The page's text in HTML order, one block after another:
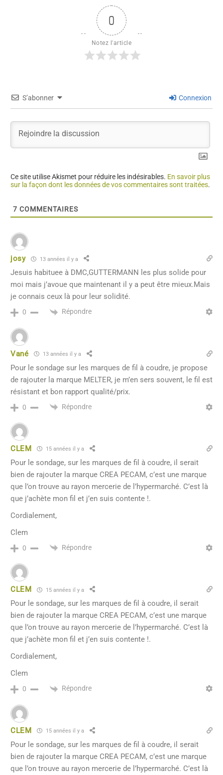
0
Notez l'article
S’abonner Connexion
Ce site utilise Akismet pour réduire les indésirables. En savoir plus
sur la façon dont les données de vos commentaires sont traitées.
7 COMMENTAIRES
josy 13 années il y a
Jesuis habituee à DMC,GUTTERMANN les plus solide pour
moi mais j’avoue que maintenant il y a peut être mieux.Mais
je connais ceux là pour leur solidité.
0 Répondre
Vané 13 années il y a
Pour le sondage sur les marques de fil à coudre, je propose
de rajouter la marque MELTER, je m’en sers souvent, le fil est
résistant et bon rapport qualité/prix.
0 Répondre
CLEM 15 années il y a
Pour le sondage, sur les marques de fil à coudre, il serait
bien de rajouter la marque CREA PECAM, c’est une marque
que l’on trouve au rayon mercerie de l’hypermarché. C’est là
que j’achète mon fil et j’en suis contente !.
Cordialement,
Clem
0 Répondre
CLEM 15 années il y a
Pour le sondage, sur les marques de fil à coudre, il serait
bien de rajouter la marque CREA PECAM, c’est une marque
que l’on trouve au rayon mercerie de l’hypermarché. C’est là
que j’achète mon fil et j’en suis contente !.
Cordialement,
Clem
0 Répondre
CLEM 15 années il y a
Pour le sondage, sur les marques de fil à coudre, il serait
bien de rajouter la marque CREA PECAM, c’est une marque
que l’on trouve au rayon mercerie de l’hypermarché. C’est là